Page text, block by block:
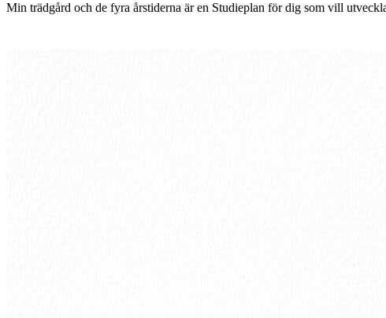
Min trädgård och de fyra årstiderna är en Studieplan för dig som vill